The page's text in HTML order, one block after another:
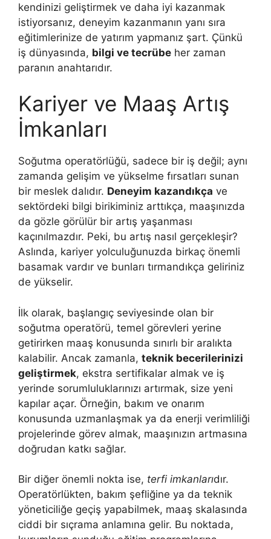
kendinizi geliştirmek ve daha iyi kazanmak
istiyorsanız, deneyim kazanmanın yanı sıra
eğitimlerinize de yatırım yapmanız şart. Çünkü
iş dünyasında, bilgi ve tecrübe her zaman
paranın anahtarıdır.
Kariyer ve Maaş Artış
İmkanları
Soğutma operatörlüğü, sadece bir iş değil; aynı
zamanda gelişim ve yükselme fırsatları sunan
bir meslek dalıdır. Deneyim kazandıkça ve
sektördeki bilgi birikiminiz arttıkça, maaşınızda
da gözle görülür bir artış yaşanması
kaçınılmazdır. Peki, bu artış nasıl gerçekleşir?
Aslında, kariyer yolculuğunuzda birkaç önemli
basamak vardır ve bunları tırmandıkça geliriniz
de yükselir.
İlk olarak, başlangıç seviyesinde olan bir
soğutma operatörü, temel görevleri yerine
getirirken maaş konusunda sınırlı bir aralıkta
kalabilir. Ancak zamanla, teknik becerilerinizi
geliştirmek, ekstra sertifikalar almak ve iş
yerinde sorumluluklarınızı artırmak, size yeni
kapılar açar. Örneğin, bakım ve onarım
konusunda uzmanlaşmak ya da enerji verimliliği
projelerinde görev almak, maaşınızın artmasına
doğrudan katkı sağlar.
Bir diğer önemli nokta ise, terfi imkanlarıdır.
Operatörlükten, bakım şefliğine ya da teknik
yöneticiliğe geçiş yapabilmek, maaş skalasında
ciddi bir sıçrama anlamına gelir. Bu noktada,